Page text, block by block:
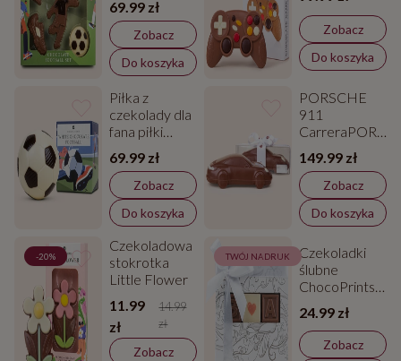
nożnej
69.99 zł
Zobacz
Do koszyka
Zobacz
Do koszyka
Piłka z
czekolady dla
fana piłki
69.99 zł
Zobacz
Do koszyka
PORSCHE
911
911 Carrera -
figurka z
czekolady
149.99 zł
Zobacz
Do koszyka
-20%
Czekoladowa
stokrotka
Little Flower
11.99
zł
14.99
zł
Zobacz
TWÓJ NADRUK
Czekoladki
ślubne
ChocoPrints
Trio Plus z
nadrukiem
24.99 zł
Zobacz